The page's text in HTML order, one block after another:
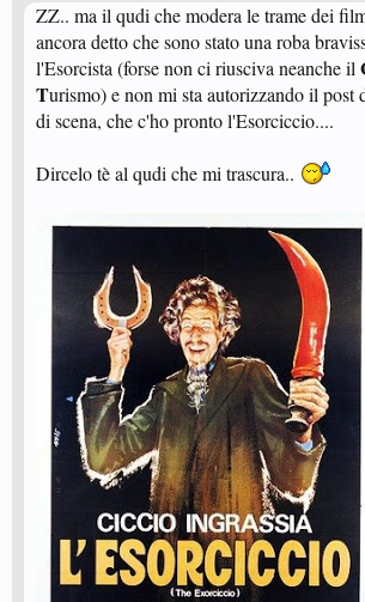
ZZ.. ma il qudi che modera le trame dei
ancora detto che sono stato una roba
l'Esorcista (forse non ci riusciva neanche il
Turismo) e non mi sta autorizzando il post
di scena, che c'ho pronto l'Esorciccio....
Dircelo tè al qudi che mi trascura..